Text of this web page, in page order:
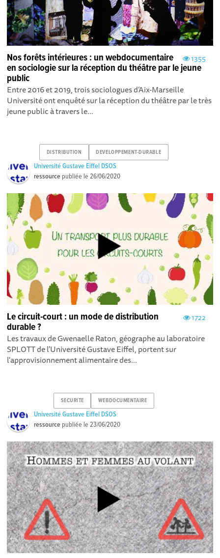
1355
Nos forêts intérieures : un webdocumentaire
en sociologie sur la réception du théâtre par le jeune
public
Entre 2016 et 2019, trois sociologues d’Aix-Marseille
Université ont enquêté sur la réception du théâtre par le très
jeune public à travers le...
DISTRIBUTION DEVELOPPEMENT-DURABLE
Université Gustave Eiffel DSOS
ressource publiée le26/06/2020
1722
Le circuit-court : un mode de distribution
durable ?
Les travaux de Gwenaelle Raton, géographe au laboratoire
SPLOTT de l'Université Gustave Eiffel, portent sur
l'approvisionnement alimentaire des...
SECURITE WEBDOCUMENTAIRE
Université Gustave Eiffel DSOS
ressource publiée le23/06/2020